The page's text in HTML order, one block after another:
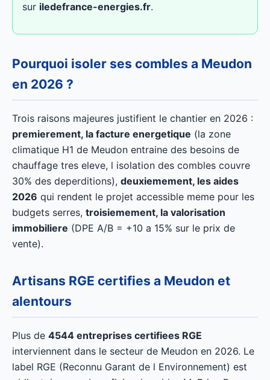
sur iledefrance-energies.fr.
Pourquoi isoler ses combles a Meudon
en 2026 ?
Trois raisons majeures justifient le chantier en 2026 :
premierement, la facture energetique (la zone
climatique H1 de Meudon entraine des besoins de
chauffage tres eleve, l isolation des combles couvre
30% des deperditions), deuxiemement, les aides
2026 qui rendent le projet accessible meme pour les
budgets serres, troisiemement, la valorisation
immobiliere (DPE A/B = +10 a 15% sur le prix de
vente).
Artisans RGE certifies a Meudon et
alentours
Plus de 4544 entreprises certifiees RGE
interviennent dans le secteur de Meudon en 2026. Le
label RGE (Reconnu Garant de l Environnement) est